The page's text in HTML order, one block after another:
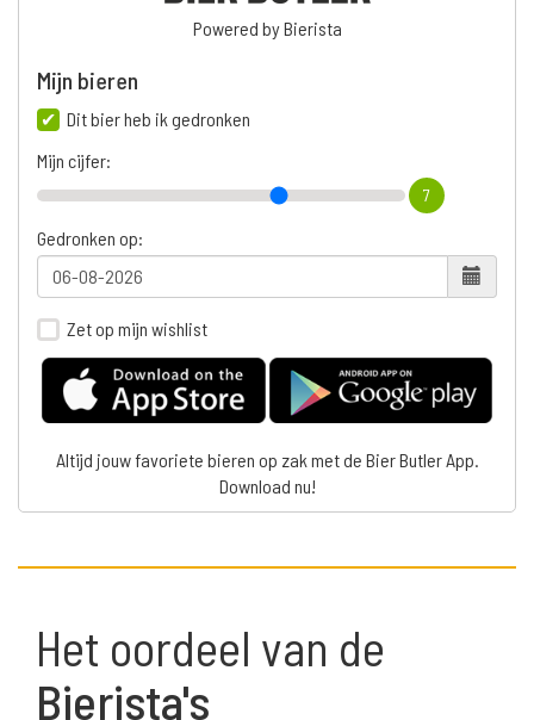
Powered by Bierista
Mijn bieren
Dit bier heb ik gedronken
Mijn cijfer:
7
Gedronken op:
Zet op mijn wishlist
Altijd jouw favoriete bieren op zak met de Bier Butler App.
Download nu!
Het oordeel van de
Bierista's